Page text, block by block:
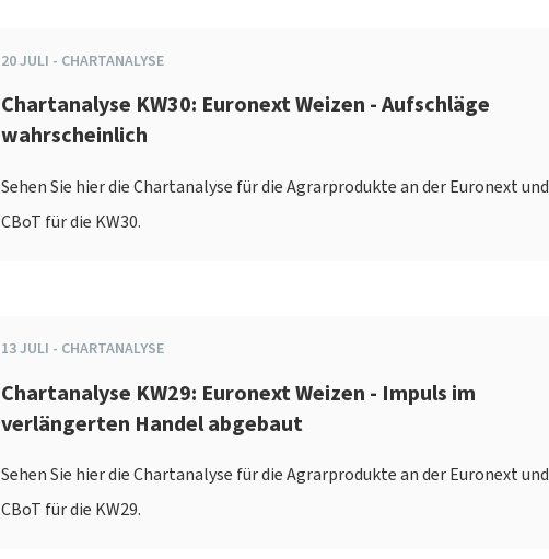
20JULI - CHARTANALYSE
Chartanalyse KW30: Euronext Weizen - Aufschläge
wahrscheinlich
Sehen Sie hier die Chartanalyse für die Agrarprodukte an der Euronext und
CBoT für die KW30.
13JULI - CHARTANALYSE
Chartanalyse KW29: Euronext Weizen - Impuls im
verlängerten Handel abgebaut
Sehen Sie hier die Chartanalyse für die Agrarprodukte an der Euronext und
CBoT für die KW29.